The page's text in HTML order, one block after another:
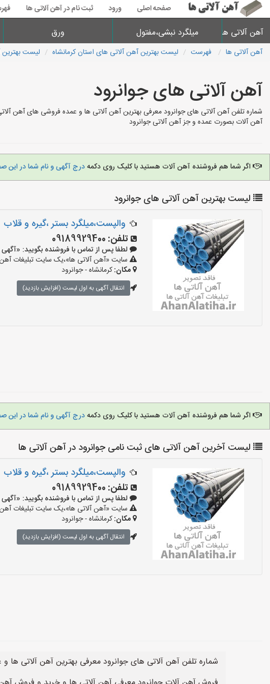
صفحه اصلی ورود ثبت نام در آهن آلاتی ها
آهن آلاتی ها میلگرد نبشی،مفتول ورق
آهن آلاتی ها فهرست لیست بهترین آهن آلاتی های استان کرمانشاه لیست بهترین
آهن آلاتی های جوانرود
شماره تلفن آهن آلاتی های جوانرود معرفی بهترین آهن آلاتی ها و عمده فروشی های آهن
آهن آلات بصورت عمده و جز آهن آلاتی جوانرود
اگر شما هم فروشنده آهن آلات هستید با کلیک روی دکمهدرج آگهی و نام شما در این
لیست بهترین آهن آلاتی های جوانرود
والپست،میلگرد بستر ،گیره و قلاب
تلفن: 09189929400
لطفا پس از تماس با فروشنده بگویید: «آگهی شما را
سایت «آهن آلاتی ها»،یک سایت تبلیغات
مکان:کرمانشاه - جوانرود
انتقال آگهی به اول لیست (افزایش بازدید)
اگر شما هم فروشنده آهن آلات هستید با کلیک روی دکمهدرج آگهی و نام شما در این
لیست آخرین آهن آلاتی های ثبت نامی جوانرود در آهن آلاتی ها
والپست،میلگرد بستر ،گیره و قلاب
تلفن: 09189929400
لطفا پس از تماس با فروشنده بگویید: «آگهی شما را
سایت «آهن آلاتی ها»،یک سایت تبلیغات
مکان:کرمانشاه - جوانرود
انتقال آگهی به اول لیست (افزایش بازدید)
شماره تلفن آهن آلاتی های جوانرود معرفی بهترین آهن آلاتی